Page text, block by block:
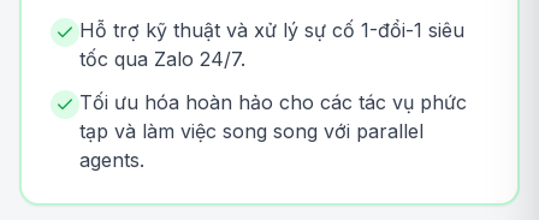
Hỗ trợ kỹ thuật và xử lý sự cố 1-đổi-1 siêu
tốc qua Zalo 24/7.
Tối ưu hóa hoàn hảo cho các tác vụ phức
tạp và làm việc song song với parallel
agents.